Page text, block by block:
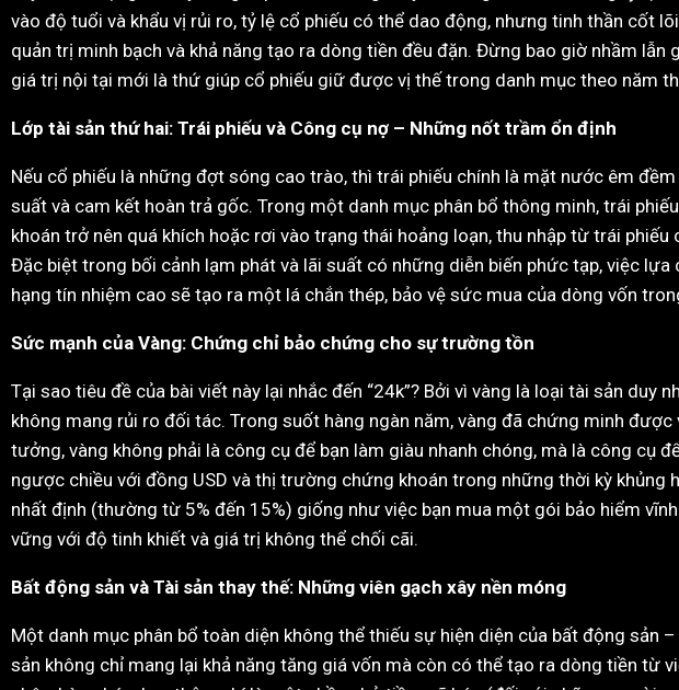
vào độ tuổi và khẩu vị rủi ro, tỷ lệ cổ phiếu có thể dao động, nhưng tinh thần cốt
quản trị minh bạch và khả năng tạo ra dòng tiền đều đặn. Đừng bao giờ nhầm lẫn
giá trị nội tại mới là thứ giúp cổ phiếu giữ được vị thế trong danh mục theo năm
Lớp tài sản thứ hai: Trái phiếu và Công cụ nợ – Những nốt trầm ổn định
Nếu cổ phiếu là những đợt sóng cao trào, thì trái phiếu chính là mặt nước êm
suất và cam kết hoàn trả gốc. Trong một danh mục phân bổ thông minh, trái
khoán trở nên quá khích hoặc rơi vào trạng thái hoảng loạn, thu nhập từ trái
Đặc biệt trong bối cảnh lạm phát và lãi suất có những diễn biến phức tạp, việc
hạng tín nhiệm cao sẽ tạo ra một lá chắn thép, bảo vệ sức mua của dòng vốn
Sức mạnh của Vàng: Chứng chỉ bảo chứng cho sự trường tồn
Tại sao tiêu đề của bài viết này lại nhắc đến “24k”? Bởi vì vàng là loại tài sản
không mang rủi ro đối tác. Trong suốt hàng ngàn năm, vàng đã chứng minh
tưởng, vàng không phải là công cụ để bạn làm giàu nhanh chóng, mà là công cụ
ngược chiều với đồng USD và thị trường chứng khoán trong những thời kỳ
nhất định (thường từ 5% đến 15%) giống như việc bạn mua một gói bảo hiểm
vững với độ tinh khiết và giá trị không thể chối cãi.
Bất động sản và Tài sản thay thế: Những viên gạch xây nền móng
Một danh mục phân bổ toàn diện không thể thiếu sự hiện diện của bất động sản
sản không chỉ mang lại khả năng tăng giá vốn mà còn có thể tạo ra dòng tiền từ